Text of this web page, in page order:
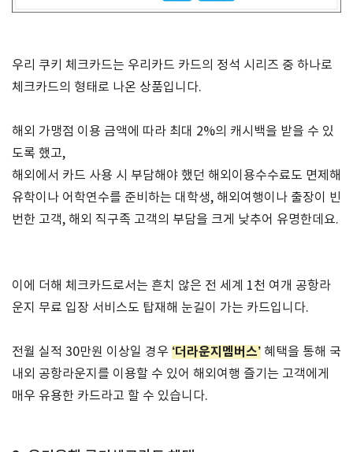
우리 쿠키 체크카드는 우리카드 카드의 정석 시리즈 중 하나로
체크카드의 형태로 나온 상품입니다.
해외 가맹점 이용 금액에 따라 최대 2%의 캐시백을 받을 수 있
도록 했고,
해외에서 카드 사용 시 부담해야 했던 해외이용수수료도 면제해
유학이나 어학연수를 준비하는 대학생, 해외여행이나 출장이 빈
번한 고객, 해외 직구족 고객의 부담을 크게 낮추어 유명한데요.
이에 더해 체크카드로서는 흔치 않은 전 세계 1천 여개 공항라
운지 무료 입장 서비스도 탑재해 눈길이 가는 카드입니다.
전월 실적 30만원 이상일 경우 ‘더라운지멤버스’ 혜택을 통해 국
내외 공항라운지를 이용할 수 있어 해외여행 즐기는 고객에게
매우 유용한 카드라고 할 수 있습니다.